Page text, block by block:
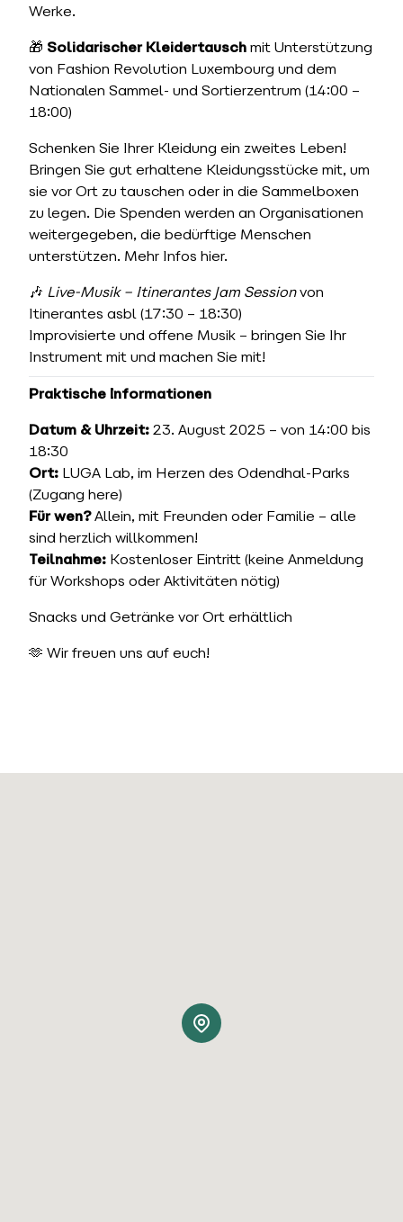
Werke.
🎁 Solidarischer Kleidertausch mit Unterstützung
von Fashion Revolution Luxembourg und dem
Nationalen Sammel- und Sortierzentrum (14:00 –
18:00)
Schenken Sie Ihrer Kleidung ein zweites Leben!
Bringen Sie gut erhaltene Kleidungsstücke mit, um
sie vor Ort zu tauschen oder in die Sammelboxen
zu legen. Die Spenden werden an Organisationen
weitergegeben, die bedürftige Menschen
unterstützen. Mehr Infos hier.
🎶 Live-Musik – Itinerantes Jam Sessionvon
Itinerantes asbl (17:30 – 18:30)
Improvisierte und offene Musik – bringen Sie Ihr
Instrument mit und machen Sie mit!
Praktische Informationen
Datum & Uhrzeit: 23. August 2025 – von 14:00 bis
18:30
Ort: LUGA Lab, im Herzen des Odendhal-Parks
(Zugang here)
Für wen?Allein, mit Freunden oder Familie – alle
sind herzlich willkommen!
Teilnahme: Kostenloser Eintritt (keine Anmeldung
für Workshops oder Aktivitäten nötig)
Snacks und Getränke vor Ort erhältlich
🫶 Wir freuen uns auf euch!